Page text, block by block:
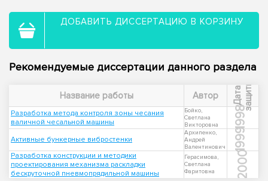
ДОБАВИТЬ ДИССЕРТАЦИЮ В КОРЗИНУ
Рекомендуемые диссертации данного раздела
Название работы Автор Д
а
т
а
з
а
щ
и
т ы
Разработка метода контроля зоны чесания
валичной чесальной машины
Бойко,
Светлана
Викторовна
1998
Активные бункерные вибростенки
Архипенко,
Андрей
Валентинович
1999
Разработка конструкции и методики
проектирования механизма раскладки
бескруточной пневмопрядильной машины
Герасимова,
Светлана
Фаритовна
2000